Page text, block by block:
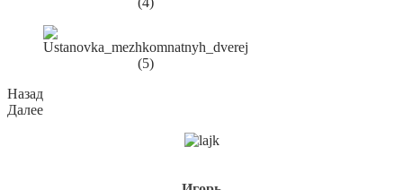
Назад
Далее